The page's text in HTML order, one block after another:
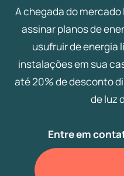
A chegada do
assinar planos de
usufruir de energia
instalações em sua
até 20% de desconto
de luz
Entre em